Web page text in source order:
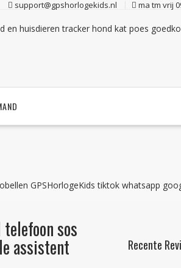
support@gpshorlogekids.nl ma tm vrij
GPSHorlogeKids tiktok whatsapp
sos
assistent Recente